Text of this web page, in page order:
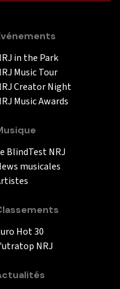
in the Park
Music Tour
Creator Night
Music Awards
BlindTest NRJ
musicales
Hot 30
NRJ